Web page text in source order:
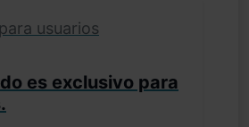
usuarios
es exclusivo para